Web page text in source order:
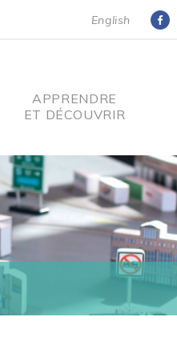
English
APPRENDRE
ET DÉCOUVRIR